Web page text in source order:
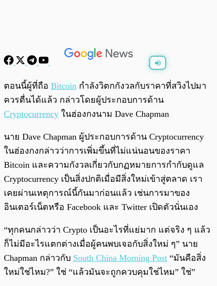
พร้อมเล่น 0:00 / 0:00
ตอนนี้ผู้ที่ถือ Bitcoin กำลังวิตกกังวลกับราคาที่สวิงไปมา
ควรตื่นได้แล้ว กล่าวโดยผู้ประกอบการด้าน
Cryptocurrency ในฮ่องกงนาม Dave Chapman
นาย Dave Chapman ผู้ประกอบการด้าน Cryptocurrency
ในฮ่องกงกล่าวว่าการเพิ่มขึ้นที่ไม่แน่นอนของราคา
Bitcoin และความกังวลเกี่ยวกับกฏหมายการกำกับดูแล
Cryptocurrency เป็นสิ่งปกติเมื่อมีสิ่งใหม่เข้าสู่ตลาด เรา
เคยผ่านเหตุการณ์นี้กันมาก่อนแล้ว เช่นการมาของ
อินเตอร์เน็ตหรือ Facebook และ Twitter เปิดตัวนั่นเอง
“ทุกคนกล่าวว่า Crypto เป็นอะไรที่แย่มาก แต่จริง ๆ แล้ว
ก็ไม่มีอะไรแตกต่างเมื่อผู้คนพบเจอกับสิ่งใหม่ ๆ” นาย
Chapman กล่าวกับ South China Morning Post “มันคือสิ่ง
ใหม่ใช่ไหม?” ใช่ “แล้วมันจะถูกควบคุมใช่ไหม” ใช่”